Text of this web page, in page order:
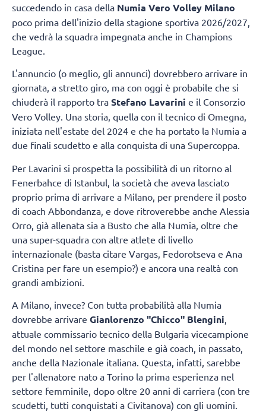
succedendo in casa della Numia Vero Volley Milano
poco prima dell'inizio della stagione sportiva 2026/2027,
che vedrà la squadra impegnata anche in Champions
League.
L'annuncio (o meglio, gli annunci) dovrebbero arrivare in
giornata, a stretto giro, ma con oggi è probabile che si
chiuderà il rapporto tra Stefano Lavarini e il Consorzio
Vero Volley. Una storia, quella con il tecnico di Omegna,
iniziata nell'estate del 2024 e che ha portato la Numia a
due finali scudetto e alla conquista di una Supercoppa.
Per Lavarini si prospetta la possibilità di un ritorno al
Fenerbahce di Istanbul, la società che aveva lasciato
proprio prima di arrivare a Milano, per prendere il posto
di coach Abbondanza, e dove ritroverebbe anche Alessia
Orro, già allenata sia a Busto che alla Numia, oltre che
una super-squadra con altre atlete di livello
internazionale (basta citare Vargas, Fedorotseva e Ana
Cristina per fare un esempio?) e ancora una realtà con
grandi ambizioni.
A Milano, invece? Con tutta probabilità alla Numia
dovrebbe arrivare Gianlorenzo "Chicco" Blengini,
attuale commissario tecnico della Bulgaria vicecampione
del mondo nel settore maschile e già coach, in passato,
anche della Nazionale italiana. Questa, infatti, sarebbe
per l'allenatore nato a Torino la prima esperienza nel
settore femminile, dopo oltre 20 anni di carriera (con tre
scudetti, tutti conquistati a Civitanova) con gli uomini.